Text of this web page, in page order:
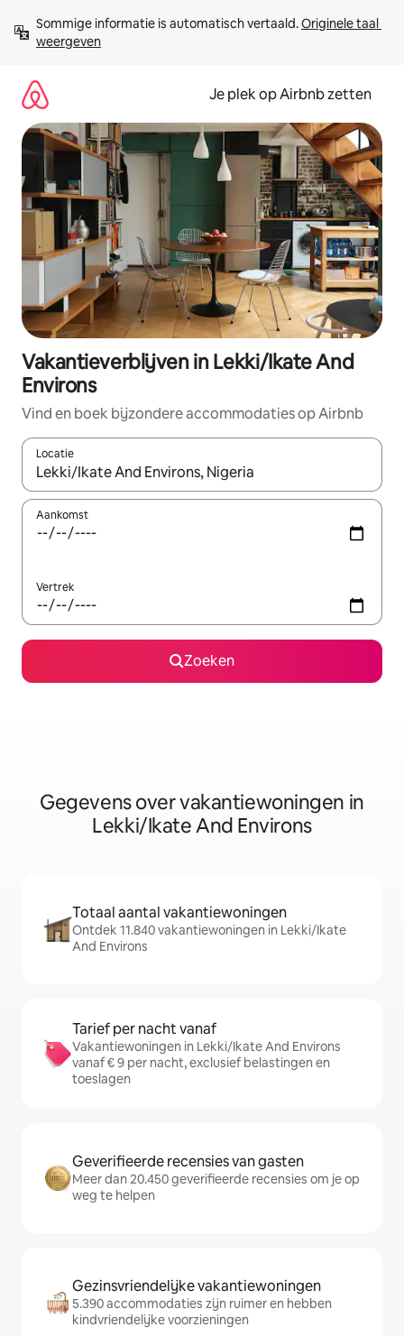
direct
naar
Sommige informatie is automatisch vertaald. Originele taal
weergeven
Je plek op Airbnb zetten
Vakantieverblijven in Lekki/Ikate And
Environs
Vind en boek bijzondere accommodaties op Airbnb
Locatie
Wanneer er resultaten beschikbaar zijn, maak je een keuze
Aankomst
Vertrek
Zoeken
Gegevens over vakantiewoningen in
Lekki/Ikate And Environs
Totaal aantal vakantiewoningen
Ontdek 11.840 vakantiewoningen in Lekki/Ikate
And Environs
Tarief per nacht vanaf
Vakantiewoningen in Lekki/Ikate And Environs
vanaf € 9 per nacht, exclusief belastingen en
toeslagen
Geverifieerde recensies van gasten
Meer dan 20.450 geverifieerde recensies om je op
weg te helpen
Gezinsvriendelijke vakantiewoningen
5.390 accommodaties zijn ruimer en hebben
kindvriendelijke voorzieningen